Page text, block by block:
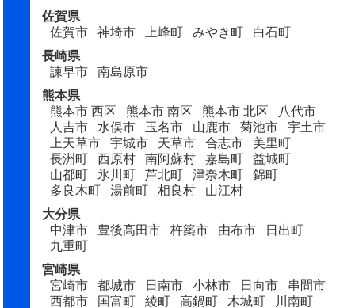
佐賀県
佐賀市
神埼市 上峰町 みやき町
白石町
長崎県
諫早市
南島原市
熊本県
熊本市 西区
熊本市 南区 熊本市 北区
八代市
人吉市
水俣市 玉名市 山鹿市 菊池市
宇土市
上天草市
宇城市 天草市 合志市
美里町
長洲町
西原村 南阿蘇村 嘉島町
益城町
山都町
氷川町 芦北町 津奈木町
錦町
多良木町
湯前町 相良村
山江村
大分県
中津市
豊後高田市 杵築市 由布市
日出町
九重町
宮崎県
宮崎市
都城市 日南市 小林市 日向市
串間市
西都市
国富町 綾町 高鍋町 木城町 川南町